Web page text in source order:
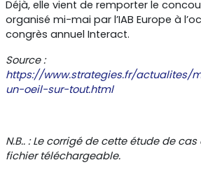
Déjà, elle vient de remporter le
organisé mi-mai par l’IAB Europe à
congrès annuel Interact.
Source :
https://www.strategies.fr/actualites/
un-oeil-sur-tout.html
N.B.. : Le corrigé de cette étude de
fichier téléchargeable.